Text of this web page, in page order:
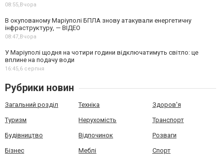
08:55,Вчора
В окупованому Маріуполі БПЛА знову атакували енергетичну
інфраструктуру, — ВІДЕО
08:47,Вчора
У Маріуполі щодня на чотири години відключатимуть світло: це
вплине на подачу води
16:45,6 серпня
Рубрики новин
Загальний розділ Техніка Здоров'я
Туризм Нерухомість Транспорт
Будівництво Відпочинок Розваги
Бізнес Меблі Спорт